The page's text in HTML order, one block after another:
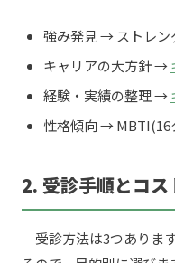
強み発見 → ストレン
キャリアの大方針 →
経験・実績の整理 →
性格傾向 → MBTI(16
2. 受診手順とコス
受診方法は3つありま